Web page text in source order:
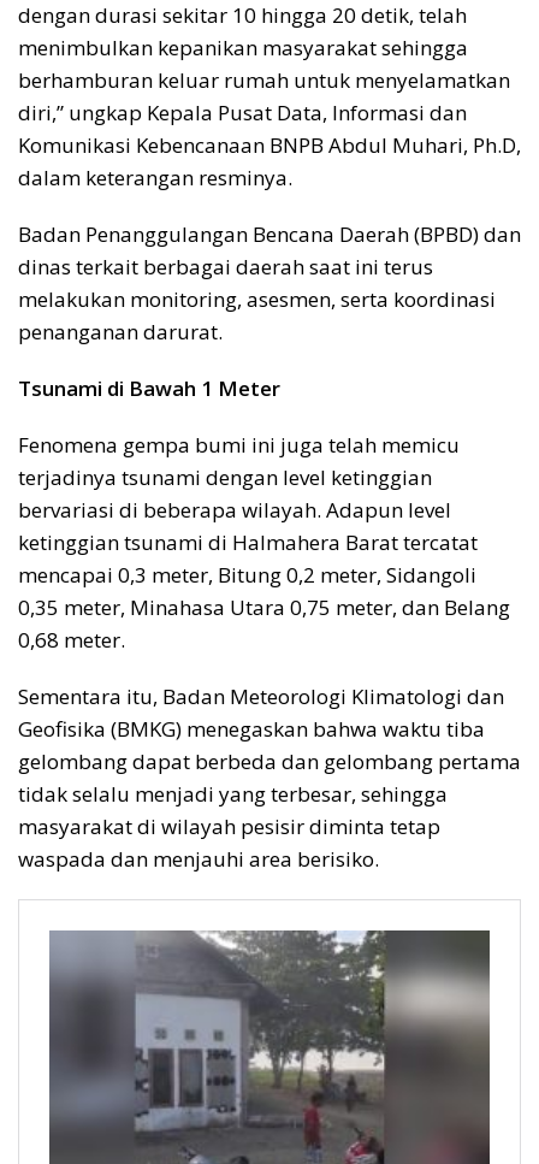
dengan durasi sekitar 10 hingga 20 detik, telah
menimbulkan kepanikan masyarakat sehingga
berhamburan keluar rumah untuk menyelamatkan
diri,” ungkap Kepala Pusat Data, Informasi dan
Komunikasi Kebencanaan BNPB Abdul Muhari, Ph.D,
dalam keterangan resminya.
Badan Penanggulangan Bencana Daerah (BPBD) dan
dinas terkait berbagai daerah saat ini terus
melakukan monitoring, asesmen, serta koordinasi
penanganan darurat.
Tsunami di Bawah 1 Meter
Fenomena gempa bumi ini juga telah memicu
terjadinya tsunami dengan level ketinggian
bervariasi di beberapa wilayah. Adapun level
ketinggian tsunami di Halmahera Barat tercatat
mencapai 0,3 meter, Bitung 0,2 meter, Sidangoli
0,35 meter, Minahasa Utara 0,75 meter, dan Belang
0,68 meter.
Sementara itu, Badan Meteorologi Klimatologi dan
Geofisika (BMKG) menegaskan bahwa waktu tiba
gelombang dapat berbeda dan gelombang pertama
tidak selalu menjadi yang terbesar, sehingga
masyarakat di wilayah pesisir diminta tetap
waspada dan menjauhi area berisiko.